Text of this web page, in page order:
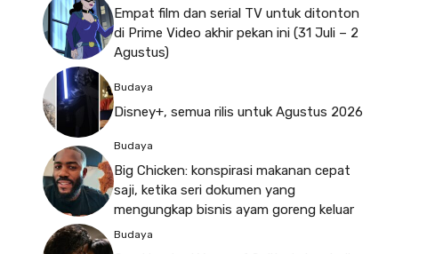
Empat film dan serial TV untuk ditonton
di Prime Video akhir pekan ini (31 Juli – 2
Agustus)
Budaya
Disney+, semua rilis untuk Agustus 2026
Budaya
Big Chicken: konspirasi makanan cepat
saji, ketika seri dokumen yang
mengungkap bisnis ayam goreng keluar
Budaya